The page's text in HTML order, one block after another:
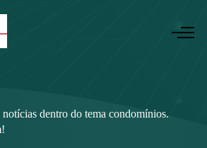
notícias dentro do tema condomínios.